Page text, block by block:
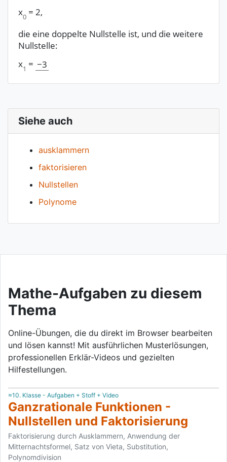
x0 = 2,
die eine doppelte Nullstelle ist, und die weitere
Nullstelle:
x1 = −3
Siehe auch
ausklammern
faktorisieren
Nullstellen
Polynome
Mathe-Aufgaben zu diesem
Thema
Online-Übungen, die du direkt im Browser bearbeiten
und lösen kannst! Mit ausführlichen Musterlösungen,
professionellen Erklär-Videos und gezielten
Hilfestellungen.
≈10. Klasse - Aufgaben + Stoff + Video
Ganzrationale Funktionen -
Nullstellen und Faktorisierung
Faktorisierung durch Ausklammern, Anwendung der
Mitternachtsformel, Satz von Vieta, Substitution,
Polynomdivision